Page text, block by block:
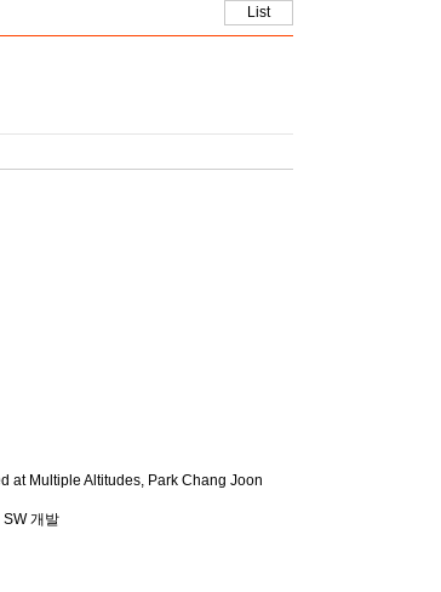
List
at Multiple Altitudes, Park Chang Joon
개발